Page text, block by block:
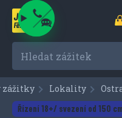
Hledat zážitek
zážitky Lokality
Řízení 18+/ svezení od 150 cm